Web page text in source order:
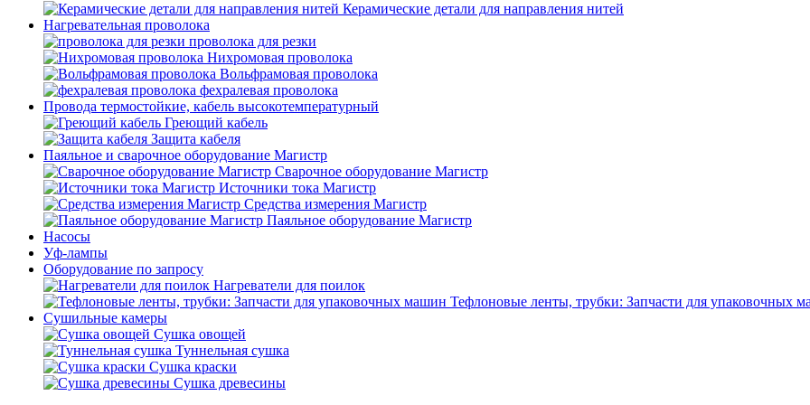
Керамические детали для направления нитей
Нагревательная проволока
проволока для резки
Нихромовая проволока
Вольфрамовая проволока
фехралевая проволока
Провода термостойкие, кабель высокотемпературный
Греющий кабель
Защита кабеля
Паяльное и сварочное оборудование Магистр
Сварочное оборудование Магистр
Источники тока Магистр
Средства измерения Магистр
Паяльное оборудование Магистр
Насосы
Уф-лампы
Оборудование по запросу
Нагреватели для поилок
Тефлоновые ленты, трубки: Запчасти для упаковочных
Сушильные камеры
Сушка овощей
Туннельная сушка
Сушка краски
Сушка древесины